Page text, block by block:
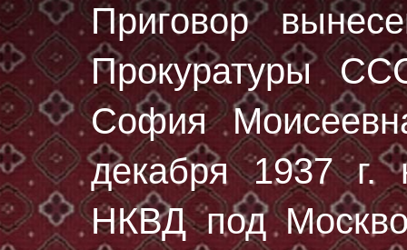
Приговор
Прокуратуры
София
декaбря 1937 г.
НКВД под